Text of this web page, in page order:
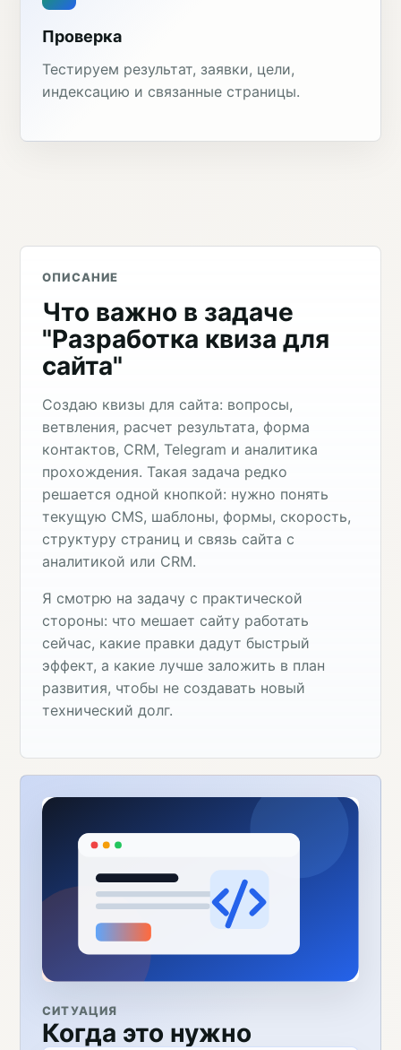
Проверка
Тестируем результат, заявки, цели,
индексацию и связанные страницы.
ОПИСАНИЕ
Что важно в задаче
"Разработка квиза для
сайта"
Создаю квизы для сайта: вопросы,
ветвления, расчет результата, форма
контактов, CRM, Telegram и аналитика
прохождения. Такая задача редко
решается одной кнопкой: нужно понять
текущую CMS, шаблоны, формы, скорость,
структуру страниц и связь сайта с
аналитикой или CRM.
Я смотрю на задачу с практической
стороны: что мешает сайту работать
сейчас, какие правки дадут быстрый
эффект, а какие лучше заложить в план
развития, чтобы не создавать новый
технический долг.
СИТУАЦИЯ
Когда это нужно